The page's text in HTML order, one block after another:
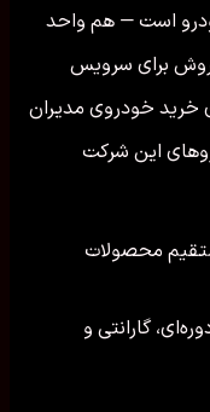
است — هم واحد
برای سرویس
خرید خودروی مدیران
این شرکت
محصولات
گارانتی و